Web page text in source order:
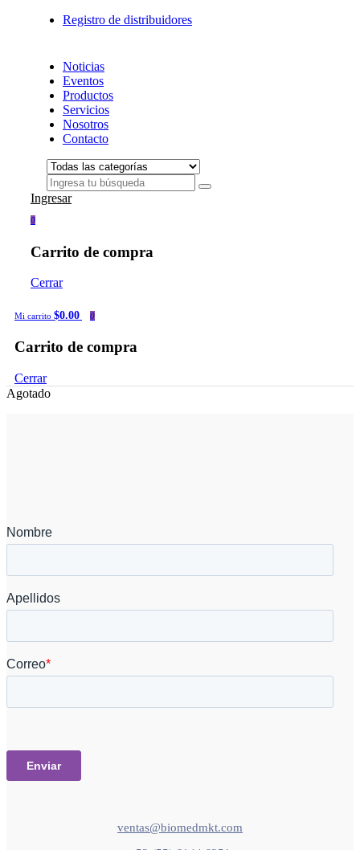
Registro de distribuidores
Noticias
Eventos
Productos
Servicios
Nosotros
Contacto
Ingresar
0
Carrito de compra
Cerrar
Mi carrito $0.00 0
Carrito de compra
Cerrar
Agotado
ventas@biomedmkt.com